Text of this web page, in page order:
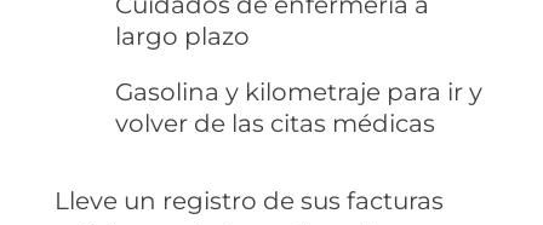
largo plazo
Gasolina y kilometraje para ir y
volver de las citas médicas
Lleve un registro de sus facturas